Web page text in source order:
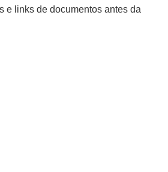
e links de documentos antes da